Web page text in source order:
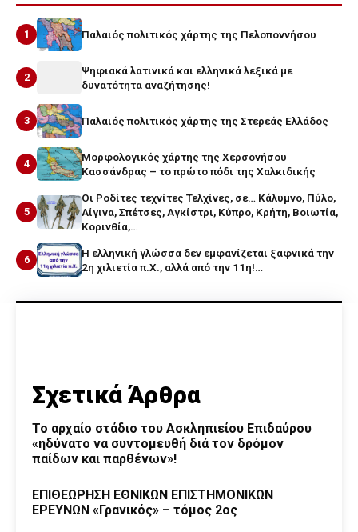
1 Παλαιός πολιτικός χάρτης της Πελοποννήσου
2
Ψηφιακά λατινικά και ελληνικά λεξικά με
δυνατότητα αναζήτησης!
3 Παλαιός πολιτικός χάρτης της Στερεάς Ελλάδος
4
Μορφολογικός χάρτης της Χερσονήσου
Κασσάνδρας – το πρώτο πόδι της Χαλκιδικής
5
Οι Ροδίτες τεχνίτες Τελχίνες, σε… Κάλυμνο, Πύλο,
Αίγινα, Σπέτσες, Αγκίστρι, Κύπρο, Κρήτη, Βοιωτία,
Κορινθία,…
6
Η ελληνική γλώσσα δεν εμφανίζεται ξαφνικά την
2η χιλιετία π.Χ., αλλά από την 11η!…
Σχετικά Άρθρα
Το αρχαίο στάδιο του Ασκληπιείου Επιδαύρου
«ηδύνατο να συντομευθή διά τον δρόμον
παίδων και παρθένων»!
ΕΠΙΘΕΩΡΗΣΗ ΕΘΝΙΚΩΝ ΕΠΙΣΤΗΜΟΝΙΚΩΝ
ΕΡΕΥΝΩΝ «Γρανικός» – τόμος 2ος